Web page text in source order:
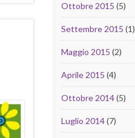
Ottobre 2015 (5)
Settembre 2015 (1)
Maggio 2015 (2)
Aprile 2015 (4)
Ottobre 2014(5)
Luglio 2014(7)